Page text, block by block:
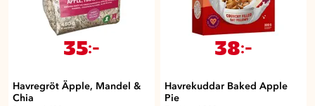
35:-
Havregröt Äpple, Mandel &
Chia
38:-
Havrekuddar Baked Apple
Pie